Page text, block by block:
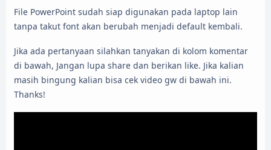
File PowerPoint sudah siap digunakan pada laptop lain
tanpa takut font akan berubah menjadi default kembali.
Jika ada pertanyaan silahkan tanyakan di kolom komentar
di bawah, Jangan lupa share dan berikan like. Jika kalian
masih bingung kalian bisa cek video gw di bawah ini.
Thanks!